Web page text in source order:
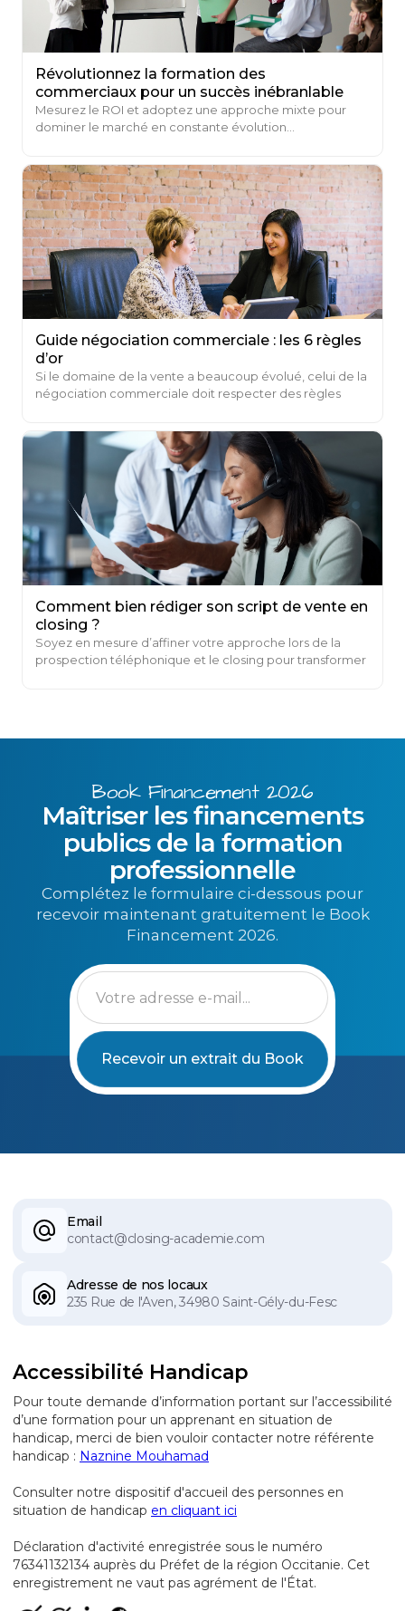
Révolutionnez la formation des
commerciaux pour un succès inébranlable
Mesurez le ROI et adoptez une approche mixte pour
dominer le marché en constante évolution...
Guide négociation commerciale : les 6 règles
d’or
Si le domaine de la vente a beaucoup évolué, celui de la
négociation commerciale doit respecter des règles
Comment bien rédiger son script de vente en
closing ?
Soyez en mesure d’affiner votre approche lors de la
prospection téléphonique et le closing pour transformer
Book Financement 2026
Maîtriser les financements
publics de la formation
professionnelle
Complétez le formulaire ci-dessous pour
recevoir maintenant gratuitement le Book
Financement 2026.
Email
contact@closing-academie.com
Adresse de nos locaux
235 Rue de l'Aven, 34980 Saint-Gély-du-Fesc
Accessibilité Handicap
Pour toute demande d’information portant sur l’accessibilité
d’une formation pour un apprenant en situation de
handicap, merci de bien vouloir contacter notre référente
handicap : Naznine Mouhamad
Consulter notre dispositif d'accueil des personnes en
situation de handicap en cliquant ici
Déclaration d'activité enregistrée sous le numéro
76341132134 auprès du Préfet de la région Occitanie. Cet
enregistrement ne vaut pas agrément de l'État.